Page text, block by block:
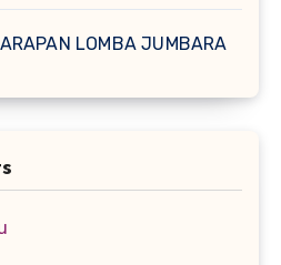
LOMBA JUMBARA